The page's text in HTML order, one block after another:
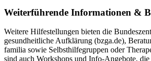
Weiterführende Informationen &
Weitere Hilfestellungen bieten die
gesundheitliche Aufklärung (bzga.de),
familia sowie Selbsthilfegruppen oder
sind auch Workshops und Info-Angebote,